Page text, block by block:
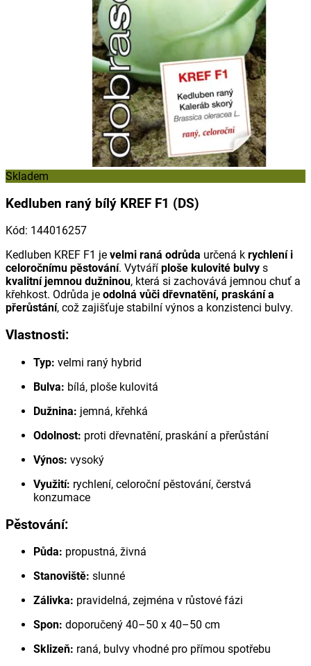
Skladem
Kedluben raný bílý KREF F1 (DS)
Kód: 144016257
Kedluben KREF F1 je velmi raná odrůda určená k rychlení i
celoročnímu pěstování. Vytváří ploše kulovité bulvy s
kvalitní jemnou dužninou, která si zachovává jemnou chuť a
křehkost. Odrůda je odolná vůči dřevnatění, praskání a
přerůstání, což zajišťuje stabilní výnos a konzistenci bulvy.
Vlastnosti:
Typ: velmi raný hybrid
Bulva: bílá, ploše kulovitá
Dužnina: jemná, křehká
Odolnost: proti dřevnatění, praskání a přerůstání
Výnos: vysoký
Využití: rychlení, celoroční pěstování, čerstvá
konzumace
Pěstování:
Půda: propustná, živná
Stanoviště: slunné
Zálivka: pravidelná, zejména v růstové fázi
Spon: doporučený 40–50 x 40–50 cm
Sklizeň: raná, bulvy vhodné pro přímou spotřebu